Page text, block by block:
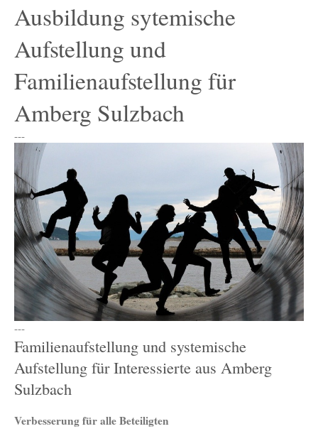
Ausbildung sytemische
Aufstellung und
Familienaufstellung für
Amberg Sulzbach
---
---
Familienaufstellung und systemische
Aufstellung für Interessierte aus Amberg
Sulzbach
Verbesserung für alle Beteiligten